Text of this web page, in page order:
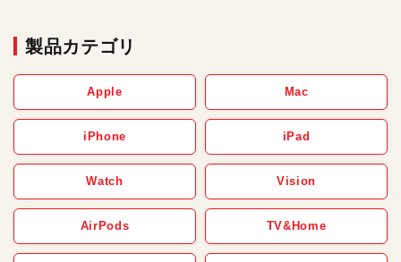
製品カテゴリ
Apple Mac
iPhone iPad
Watch Vision
AirPods TV&Home